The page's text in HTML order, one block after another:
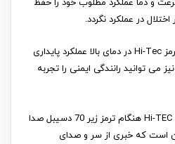
و دما عملکرد مطلوب خود را حفظ
در عملکرد نگردد.
لنت ترمز Hi-Tec در دمای بالا عملکرد پایداری
می توانید رانندگی ایمنی را تجربه
لنت Hi-TEC هنگام ترمز زیر 70 دسیبل صدا
است که خبری از سر و صدای